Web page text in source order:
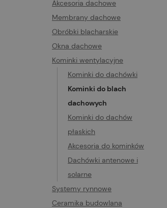
Akcesoria dachowe
Membrany dachowe
Obróbki blacharskie
Okna dachowe
Kominki wentylacyjne
Kominki do dachówki
Kominki do blach
dachowych
Kominki do dachów
płaskich
Akcesoria do kominków
Dachówki antenowe i
solarne
Systemy rynnowe
Ceramika budowlana